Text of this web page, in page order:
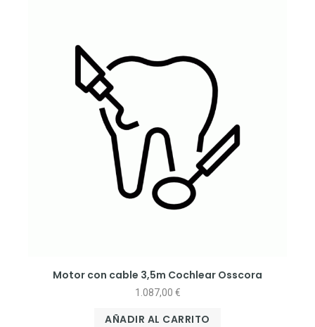
Motor con cable 3,5m Cochlear Osscora
1.087,00 €
AÑADIR AL CARRITO